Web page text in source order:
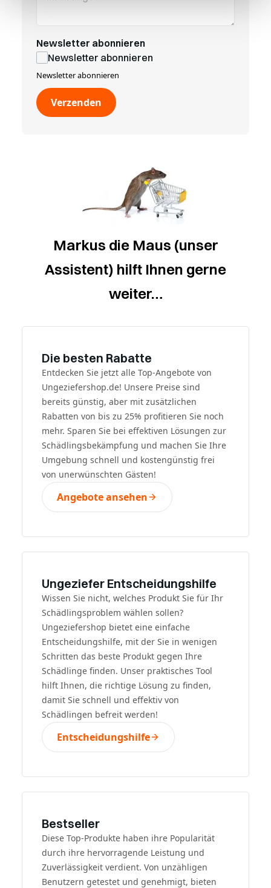
Newsletter abonnieren
Newsletter abonnieren
Newsletter abonnieren
Verzenden
Markus die Maus (unser
Assistent) hilft Ihnen gerne
weiter…
Die besten Rabatte
Entdecken Sie jetzt alle Top-Angebote von
Ungeziefershop.de! Unsere Preise sind
bereits günstig, aber mit zusätzlichen
Rabatten von bis zu 25% profitieren Sie noch
mehr. Sparen Sie bei effektiven Lösungen zur
Schädlingsbekämpfung und machen Sie Ihre
Umgebung schnell und kostengünstig frei
von unerwünschten Gästen!
Angebote ansehen
Ungeziefer Entscheidungshilfe
Wissen Sie nicht, welches Produkt Sie für Ihr
Schädlingsproblem wählen sollen?
Ungeziefershop bietet eine einfache
Entscheidungshilfe, mit der Sie in wenigen
Schritten das beste Produkt gegen Ihre
Schädlinge finden. Unser praktisches Tool
hilft Ihnen, die richtige Lösung zu finden,
damit Sie schnell und effektiv von
Schädlingen befreit werden!
Entscheidungshilfe
Bestseller
Diese Top-Produkte haben ihre Popularität
durch ihre hervorragende Leistung und
Zuverlässigkeit verdient. Von unzähligen
Benutzern getestet und genehmigt, bieten